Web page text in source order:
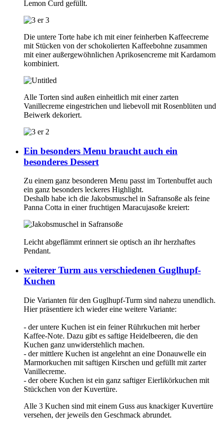
Lemon Curd gefüllt.
Die untere Torte habe ich mit einer feinherben Kaffeecreme
mit Stücken von der schokolierten Kaffeebohne zusammen
mit einer außergewöhnlichen Aprikosencreme mit Kardamom
kombiniert.
Alle Torten sind außen einheitlich mit einer zarten
Vanillecreme eingestrichen und liebevoll mit Rosenblüten und
Beiwerk dekoriert.
Ein besonders Menu braucht auch ein
besonderes Dessert
Zu einem ganz besonderen Menu passt im Tortenbuffet auch
ein ganz besonders leckeres Highlight.
Deshalb habe ich die Jakobsmuschel in Safransoße als feine
Panna Cotta in einer fruchtigen Maracujasoße kreiert:
Leicht abgeflämmt erinnert sie optisch an ihr herzhaftes
Pendant.
weiterer Turm aus verschiedenen Guglhupf-
Kuchen
Die Varianten für den Guglhupf-Turm sind nahezu unendlich.
Hier präsentiere ich wieder eine weitere Variante:
- der untere Kuchen ist ein feiner Rührkuchen mit herber
Kaffee-Note. Dazu gibt es saftige Heidelbeeren, die den
Kuchen ganz unwiderstehlich machen.
- der mittlere Kuchen ist angelehnt an eine Donauwelle ein
Marmorkuchen mit saftigen Kirschen und gefüllt mit zarter
Vanillecreme.
- der obere Kuchen ist ein ganz saftiger Eierlikörkuchen mit
Stückchen von der Kuvertüre.
Alle 3 Kuchen sind mit einem Guss aus knackiger Kuvertüre
versehen, der jeweils den Geschmack abrundet.